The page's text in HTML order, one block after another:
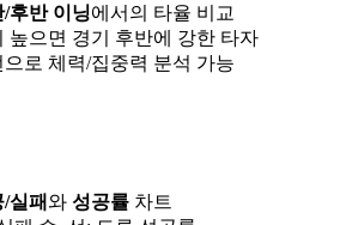
후반 이닝에서의 타율 비교
높으면 경기 후반에 강한 타자
로 체력/집중력 분석 가능
실패와 성공률 차트